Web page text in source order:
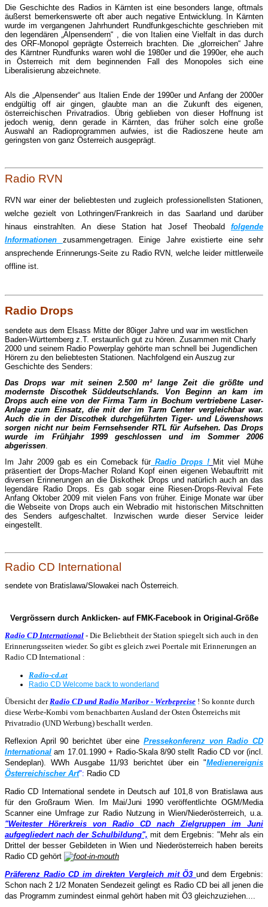
Die Geschichte des Radios in Kärnten ist eine besonders lange, oftmals
äußerst bemerkenswerte oft aber auch negative Entwicklung. In Kärnten
wurde im vergangenen Jahrhundert Rundfunkgeschichte geschrieben mit
den legendären „Alpensendern“ , die von Italien eine Vielfalt in das durch
des ORF-Monopol geprägte Österreich brachten. Die „glorreichen“ Jahre
des Kärntner Rundfunks waren wohl die 1980er und die 1990er, ehe auch
in Österreich mit dem beginnenden Fall des Monopoles sich eine
Liberalisierung abzeichnete.
Als die „Alpensender“ aus Italien Ende der 1990er und Anfang der 2000er
endgültig off air gingen, glaubte man an die Zukunft des eigenen,
österreichischen Privatradios. Übrig geblieben von dieser Hoffnung ist
jedoch wenig, denn gerade in Kärnten, das früher solch eine große
Auswahl an Radioprogrammen aufwies, ist die Radioszene heute am
geringsten von ganz Österreich ausgeprägt.
Radio RVN
RVN war einer der beliebtesten und zugleich professionellsten Stationen,
welche gezielt von Lothringen/Frankreich in das Saarland und darüber
hinaus einstrahlten. An diese Station hat Josef Theobald folgende
Informationen
zusammengetragen. Einige Jahre existierte eine sehr
ansprechende Erinnerungs-Seite zu Radio RVN, welche leider mittlerweile
offline ist.
Radio Drops
sendete aus dem Elsass Mitte der 80iger Jahre und war im westlichen
Baden-Württemberg z.T. erstaunlich gut zu hören. Zusammen mit Charly
2000 und seinem Radio Powerplay gehörte man schnell bei Jugendlichen
Hörern zu den beliebtesten Stationen.
Nachfolgend ein Auszug zur
Geschichte des Senders:
Das Drops war mit seinen 2.500 m² lange Zeit die größte und
modernste Discothek Süddeutschlands. Von Beginn an kam im
Drops auch eine von der Firma Tarm in Bochum vertriebene Laser-
Anlage zum Einsatz, die mit der im Tarm Center vergleichbar war.
Auch die in der Discothek durchgeführten Tiger- und Löwenshows
sorgen nicht nur beim Fernsehsender RTLfür Aufsehen.Das Drops
wurde im Frühjahr 1999 geschlossen und im Sommer 2006
abgerissen
Im Jahr 2009 gab es ein Comeback fürRadio Drops ! Mit viel Mühe
präsentiert der Drops-Macher Roland Kopf einen eigenen Webauftritt mit
diversen Erinnerungen an die Diskothek Drops und natürlich auch an das
legendäre Radio Drops. Es gab sogar eine Riesen-Drops-Revival Fete
Anfang Oktober 2009 mit vielen Fans von früher. Einige Monate war über
die Webseite von Drops auch ein Webradio mit historischen Mitschnitten
des Senders aufgeschaltet. Inzwischen wurde dieser Service leider
eingestellt.
Radio CD International
sendete von Bratislawa/Slowakei nach Österreich.
Vergrössern durch Anklicken- auf FMK-Facebook in Original-Größe
Radio CD International - Die Beliebtheit der Station spiegelt sich auch in den
Erinnerungsseiten wieder. So gibt es gleich zwei Poertale mit Erinnerungen an
Radio CD International :
Radio-cd.at
Radio CD Welcome back to wonderland
Übersicht der Radio CD und Radio Maribor - Werbepreise ! So konnte durch
diese Werbe-Kombi vom benachbarten Ausland der Osten Österreichs mit
Privatradio (UND Werbung) beschallt werden.
Reflexion April 90 berichtet über eine Pressekonferenz von Radio CD
International am 17.01.1990 + Radio-Skala 8/90 stellt Radio CD vor (incl.
Sendeplan). WWh Ausgabe 11/93 berichtet über ein "Medienereignis
Österreichischer Art": Radio CD
Radio CD International sendete in Deutsch auf 101,8 von Bratislawa aus
für den Großraum Wien. Im Mai/Juni 1990 veröffentlichte OGM/Media
Scanner eine Umfrage zur Radio Nutzung in Wien/Niederösterreich, u.a.
"Weitester Hörerkreis von Radio CD nach Zielgruppen im Juni
aufgegliedert nach der Schulbildung", mit dem Ergebnis: "Mehr als ein
Drittel der besser Gebildeten in Wien und Niederösterreich haben bereits
Radio CD gehört
Präferenz Radio CD im direkten Vergleich mit Ö3 und dem Ergebnis:
Schon nach 2 1/2 Monaten Sendezeit gelingt es Radio CD bei all jenen die
das Programm zumindest einmal gehört haben mit Ö3 gleichzuziehen....